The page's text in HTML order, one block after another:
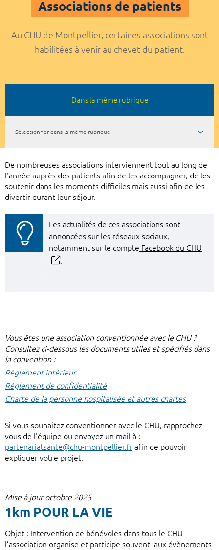
Associations de patients
Au CHU de Montpellier, certaines associations sont
habilitées à venir au chevet du patient.
Dans la même rubrique
Sélectionner dans la même rubrique
De nombreuses associations interviennent tout au long de
l'année auprès des patients afin de les accompagner, de les
soutenir dans les moments difficiles mais aussi afin de les
divertir durant leur séjour.
Les actualités de ces associations sont
annoncées sur les réseaux sociaux,
notamment sur le compte Facebook du CHU
.
Vous êtes une association conventionnée avec le CHU ?
Consultez ci-dessous les documents utiles et spécifiés dans
la convention :
Règlement intérieur
Règlement de confidentialité
Charte de la personne hospitalisée et autres chartes
Si vous souhaitez conventionner avec le CHU, rapprochez-
vous de l'équipe ou envoyez un mail à :
partenariatsante@chu-montpellier.fr afin de pouvoir
expliquer votre projet.
Mise à jour octobre 2025
1km POUR LA VIE
Objet : Intervention de bénévoles dans tous le CHU
l’association organise et participe souvent aux évènements